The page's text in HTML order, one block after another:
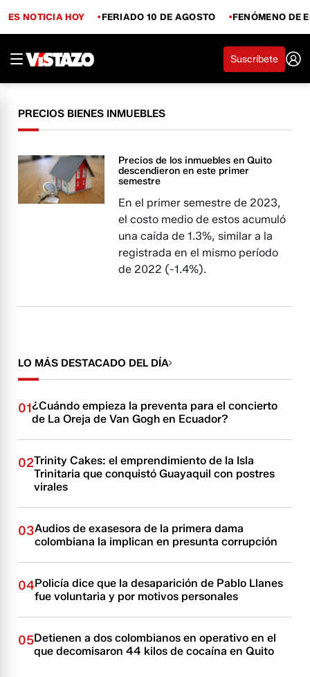
ES NOTICIA HOY FERIADO 10 DE AGOSTO FENÓMENO DE
Suscríbete
PRECIOS BIENES INMUEBLES
Precios de los inmuebles en Quito
descendieron en este primer
semestre
En el primer semestre de 2023,
el costo medio de estos acumuló
una caída de 1.3%, similar a la
registrada en el mismo período
de 2022 (-1.4%).
LO MÁS DESTACADO DEL DÍA
01¿Cuándo empieza la preventa para el concierto
de La Oreja de Van Gogh en Ecuador?
02Trinity Cakes: el emprendimiento de la Isla
Trinitaria que conquistó Guayaquil con postres
virales
03Audios de exasesora de la primera dama
colombiana la implican en presunta corrupción
04Policía dice que la desaparición de Pablo Llanes
fue voluntaria y por motivos personales
05Detienen a dos colombianos en operativo en el
que decomisaron 44 kilos de cocaína en Quito